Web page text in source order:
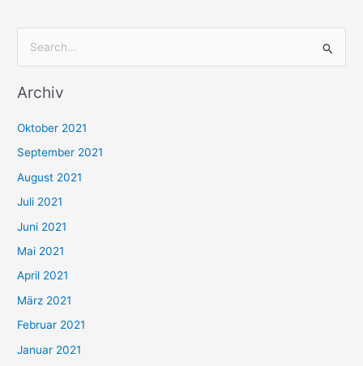
c
n
n
a
c
h
:
Archiv
Oktober 2021
September 2021
August 2021
Juli 2021
Juni 2021
Mai 2021
April 2021
März 2021
Februar 2021
Januar 2021